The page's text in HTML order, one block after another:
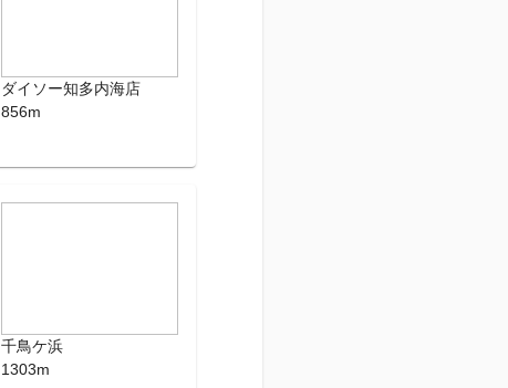
ダイソー知多内海店
856m
千鳥ケ浜
1303m